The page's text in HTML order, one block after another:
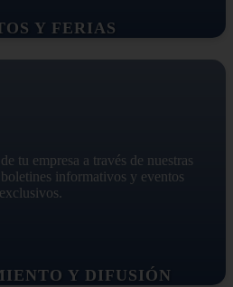
Y FERIAS
Y DIFUSIÓN
tu empresa a través de nuestras
informativos y eventos
exclusivos.